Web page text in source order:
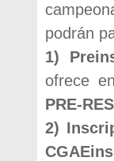
podrán
1)
ofrece
PRE-
2)